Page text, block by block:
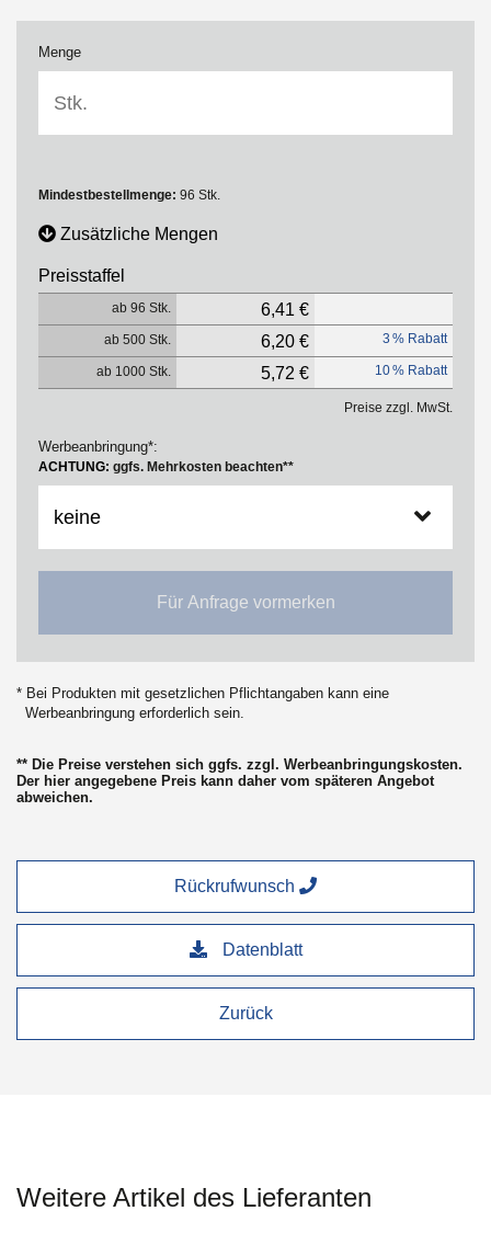
Menge
Mindestbestellmenge: 96 Stk.
Zusätzliche Mengen
Preisstaffel
ab 96 Stk. 6,41 €
ab 500 Stk. 6,20 € 3 % Rabatt
ab 1000 Stk. 5,72 € 10 % Rabatt
Preise zzgl. MwSt.
Werbeanbringung*:
ACHTUNG: ggfs. Mehrkosten beachten**
Für Anfrage vormerken
* Bei Produkten mit gesetzlichen Pflichtangaben kann eine
Werbeanbringung erforderlich sein.
** Die Preise verstehen sich ggfs. zzgl. Werbeanbringungskosten.
Der hier angegebene Preis kann daher vom späteren Angebot
abweichen.
Zurück
Datenblatt
Rückrufwunsch
Weitere Artikel des Lieferanten